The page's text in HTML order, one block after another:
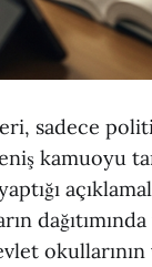
sadece
kamuoyu